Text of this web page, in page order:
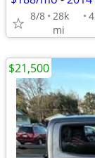
8/8 28k
mi
$21,500